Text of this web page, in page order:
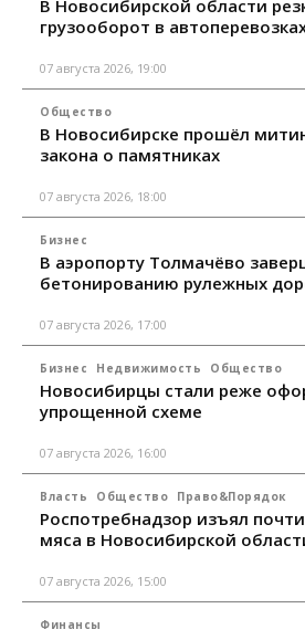
В Новосибирской области
грузооборот в
07 августа 2026, 19:00
Общество
В Новосибирске прошёл
закона о памятниках
07 августа 2026, 18:00
Бизнес
В аэропорту Толмачёво
бетонированию рулежных
07 августа 2026, 17:00
Бизнес Недвижимость Общество
Новосибирцы стали реже
упрощенной схеме
07 августа 2026, 16:00
Власть Общество Право&Порядок
Роспотребнадзор изъял
мяса в Новосибирской
07 августа 2026, 15:00
Финансы